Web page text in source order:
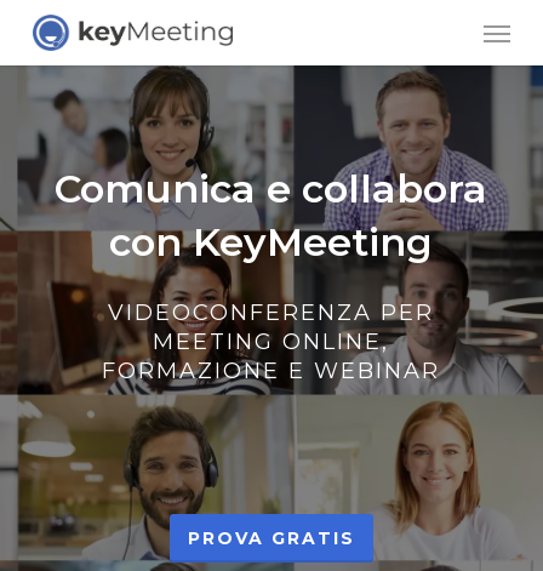
Skip
content
Comunica e collabora
con KeyMeeting
VIDEOCONFERENZA PER
MEETING ONLINE,
FORMAZIONE E WEBINAR
PROVA GRATIS